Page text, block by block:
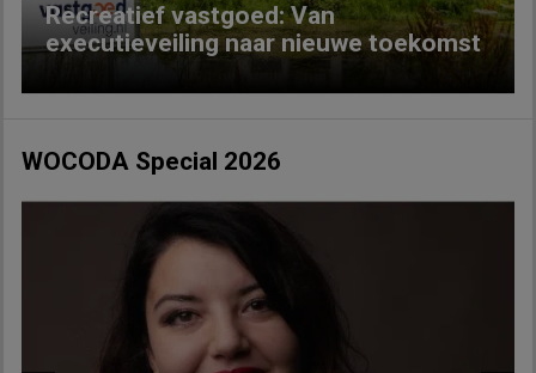
Recreatief vastgoed: Van
executieveiling naar nieuwe toekomst
WOCODA Special 2026